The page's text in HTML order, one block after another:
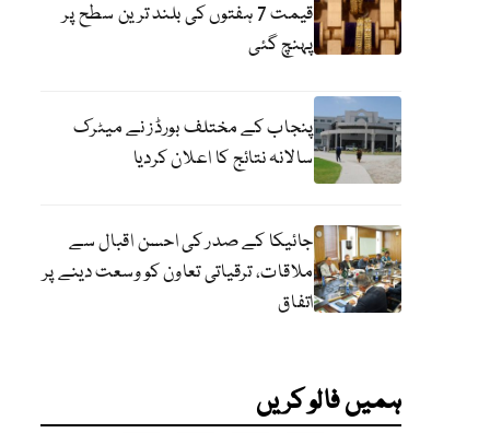
قیمت 7 ہفتوں کی بلند ترین سطح پر
پہنچ گئی
پنجاب کے مختلف بورڈز نے میٹرک
سالانہ نتائج کا اعلان کردیا
جائیکا کے صدر کی احسن اقبال سے
ملاقات، ترقیاتی تعاون کو وسعت دینے پر
اتفاق
ہمیں فالو کریں